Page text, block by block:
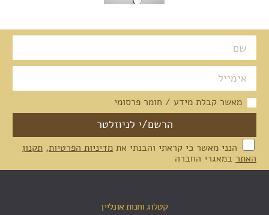
מאשר קבלת מידע / חומר פרסומי
הנני מאשר כי קראתי והבנתי את מדיניות הפרטיות, תקנון
האתר במאגרי החברה
קטלוג וחנות אונליין